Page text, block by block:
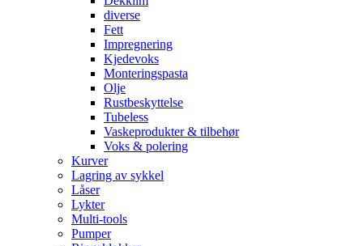
diverse
Fett
Impregnering
Kjedevoks
Monteringspasta
Olje
Rustbeskyttelse
Tubeless
Vaskeprodukter & tilbehør
Voks & polering
Kurver
Lagring av sykkel
Låser
Lykter
Multi-tools
Pumper